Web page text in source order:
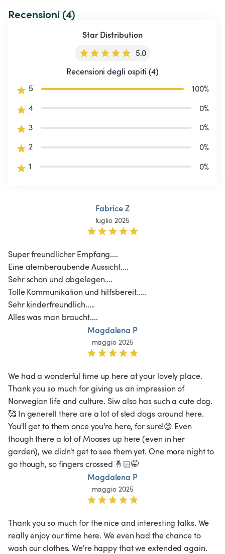
Recensioni (4)
Star Distribution
5.0
Recensioni degli ospiti (4)
5
100%
4
0%
3
0%
2
0%
1
0%
Fabrice Z
luglio 2025
Super freundlicher Empfang....
Eine atemberaubende Aussicht....
Sehr schön und abgelegen....
Tolle Kommunikation und hilfsbereit.....
Sehr kinderfreundlich.....
Magdalena P
maggio 2025
We had a wonderful time up here at your lovely place.
Thank you so much for giving us an impression of
Norwegian life and culture. Siw also has such a cute dog.
🥰 In generell there are a lot of sled dogs around here.
You'll get to them once you're here, for sure!😊 Even
though there a lot of Mooses up here (even in her
garden), we didn't get to see them yet. One more night to
go though, so fingers crossed 🤞🏻🤭
Magdalena P
maggio 2025
Thank you so much for the nice and interesting talks. We
really enjoy our time here. We even had the chance to
wash our clothes. We're happy that we extended again.